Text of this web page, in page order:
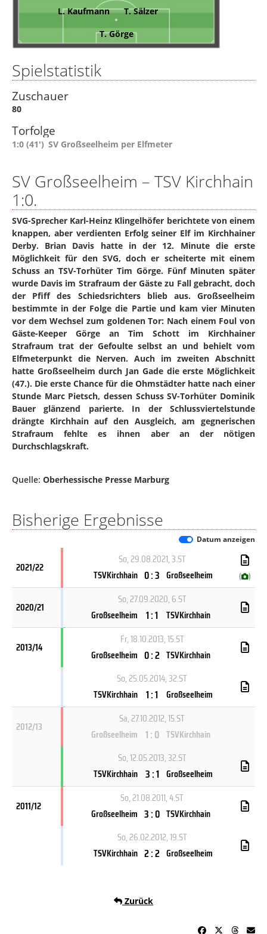
L. Kaufmann
T. Sälzer
T. Görge
Spielstatistik
Zuschauer
80
Torfolge
1:0 (41') SV Großseelheim per Elfmeter
SV Großseelheim – TSV Kirchhain
1:0.
SVG-Sprecher Karl-Heinz Klingelhöfer berichtete von einem
knappen, aber verdienten Erfolg seiner Elf im Kirchhainer
Derby. Brian Davis hatte in der 12. Minute die erste
Möglichkeit für den SVG, doch er scheiterte mit einem
Schuss an TSV-Torhüter Tim Görge. Fünf Minuten später
wurde Davis im Strafraum der Gäste zu Fall gebracht, doch
der Pfiff des Schiedsrichters blieb aus. Großseelheim
bestimmte in der Folge die Partie und kam vier Minuten
vor dem Wechsel zum goldenen Tor: Nach einem Foul von
Gäste-Keeper Görge an Tim Schott im Kirchhainer
Strafraum trat der Gefoulte selbst an und behielt vom
Elfmeterpunkt die Nerven. Auch im zweiten Abschnitt
hatte Großseelheim durch Jan Gade die erste Möglichkeit
(47.). Die erste Chance für die Ohmstädter hatte nach einer
Stunde Marc Pietsch, dessen Schuss SV-Torhüter Dominik
Bauer glänzend parierte. In der Schlussviertelstunde
drängte Kirchhain auf den Ausgleich, am gegnerischen
Strafraum fehlte es ihnen aber an der nötigen
Durchschlagskraft.
Quelle: Oberhessische Presse Marburg
Bisherige Ergebnisse
Datum anzeigen
2021/22
So, 29.08.2021, 3.ST
TSVKirchhain 0 : 3 Großseelheim ( )
2020/21
So, 27.09.2020, 6.ST
Großseelheim 1 : 1 TSVKirchhain
2013/14
Fr, 18.10.2013, 15.ST
Großseelheim 0 : 2 TSVKirchhain
So, 25.05.2014, 32.ST
TSVKirchhain 1 : 1 Großseelheim
2012/13
Sa, 27.10.2012, 15.ST
Großseelheim 1 : 0 TSVKirchhain
So, 12.05.2013, 32.ST
TSVKirchhain 3 : 1 Großseelheim
2011/12
So, 21.08.2011, 4.ST
Großseelheim 3 : 0 TSVKirchhain
So, 26.02.2012, 19.ST
TSVKirchhain 2 : 2 Großseelheim
Zurück